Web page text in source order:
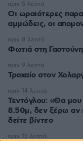
Οι ωραιότερες
αμμώδεις, οι
πριν 5 λεπτά
Φωτιά στη
πριν 8 λεπτά
Τροχαίο στον
πριν 9 λεπτά
Τεντόγλου: «Θα
8.50μ, δεν ξέρω αν
δείτε βίντεο
πριν 14 λεπτά
πριν 15 λεπτά